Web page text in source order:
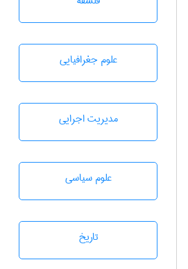
علوم جغرافيايی
مديريت اجرايی
علوم سياسی
تاريخ